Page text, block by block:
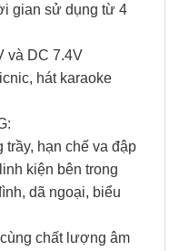
gian sử dụng từ 4
và DC 7.4V
hát karaoke
hạn chế va đập
kiện bên trong
dã ngoại, biểu
chất lượng âm